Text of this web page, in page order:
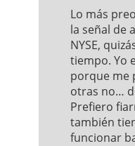
Lo más
la señal de
NYSE,
tiempo. Yo
porque me
otras no…
Prefiero
también
funcionar